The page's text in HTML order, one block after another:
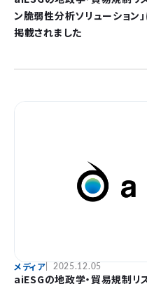
ン脆弱性分析ソリューション
掲載されました
メディア 2025.12.05
aiESGの地政学・貿易規制リ